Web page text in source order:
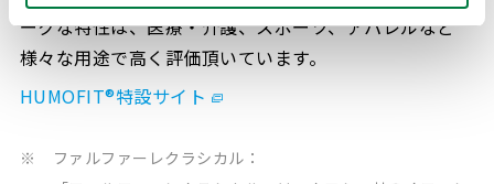
ークな特性は、医療・介護、スポーツ、アパレルなど
様々な用途で高く評価頂いています。
HUMOFIT®特設サイト
※
ファルファーレクラシカル：